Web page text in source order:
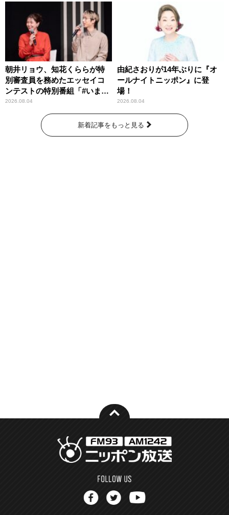
朝井リョウ、知花くららが特
別審査員を務めたエッセイコ
ンテストの特別番組「#いまあ
なたに伝えたいこと」
2026.08.04
由紀さおりが14年ぶりに『オ
ールナイトニッポン』に登
場！
2026.08.04
新着記事をもっと見る